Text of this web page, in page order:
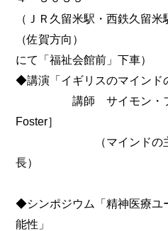
（ＪＲ久留米駅・西鉄久留
（佐賀方向）
にて「福祉会館前」下車）
◆講演「イギリスのマインド
講師 サイモン・フォ
Foster］
（マインドの主任弁
長）
◆シンポジウム「精神医療ユ
能性」